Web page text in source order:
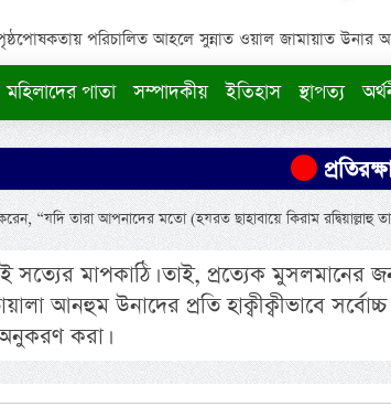
পরিচালিত আহলে সুন্নাত ওয়াল জামায়াত উনার
মহিলাদের পাতা সম্পাদকীয় ইতিহাস স্থাপত্য
প্রতিরক্ষা
“যদি তারা আপনাদের মতো (হযরত ছাহাবায়ে কিরাম রদ্বিয়াল্লাহু
সত্যের মাপকাঠি। তাই, প্রত্যেক মুসলমানের
আনহুম উনাদের প্রতি হাক্বীক্বীভাবে সর্বোচ্চ
করা।